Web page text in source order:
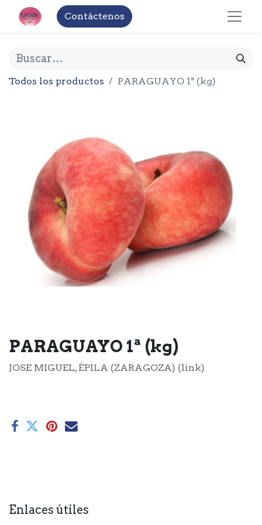
Contáctenos
Todos los productos PARAGUAYO 1ª (kg)
PARAGUAYO 1ª (kg)
JOSE MIGUEL, ÉPILA (ZARAGOZA) (link)
Enlaces útiles